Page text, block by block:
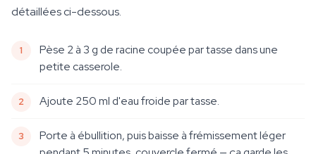
détaillées ci-dessous.
Pèse 2 à 3 g de racine coupée par tasse dans une
petite casserole.
Ajoute 250 ml d'eau froide par tasse.
Porte à ébullition, puis baisse à frémissement léger